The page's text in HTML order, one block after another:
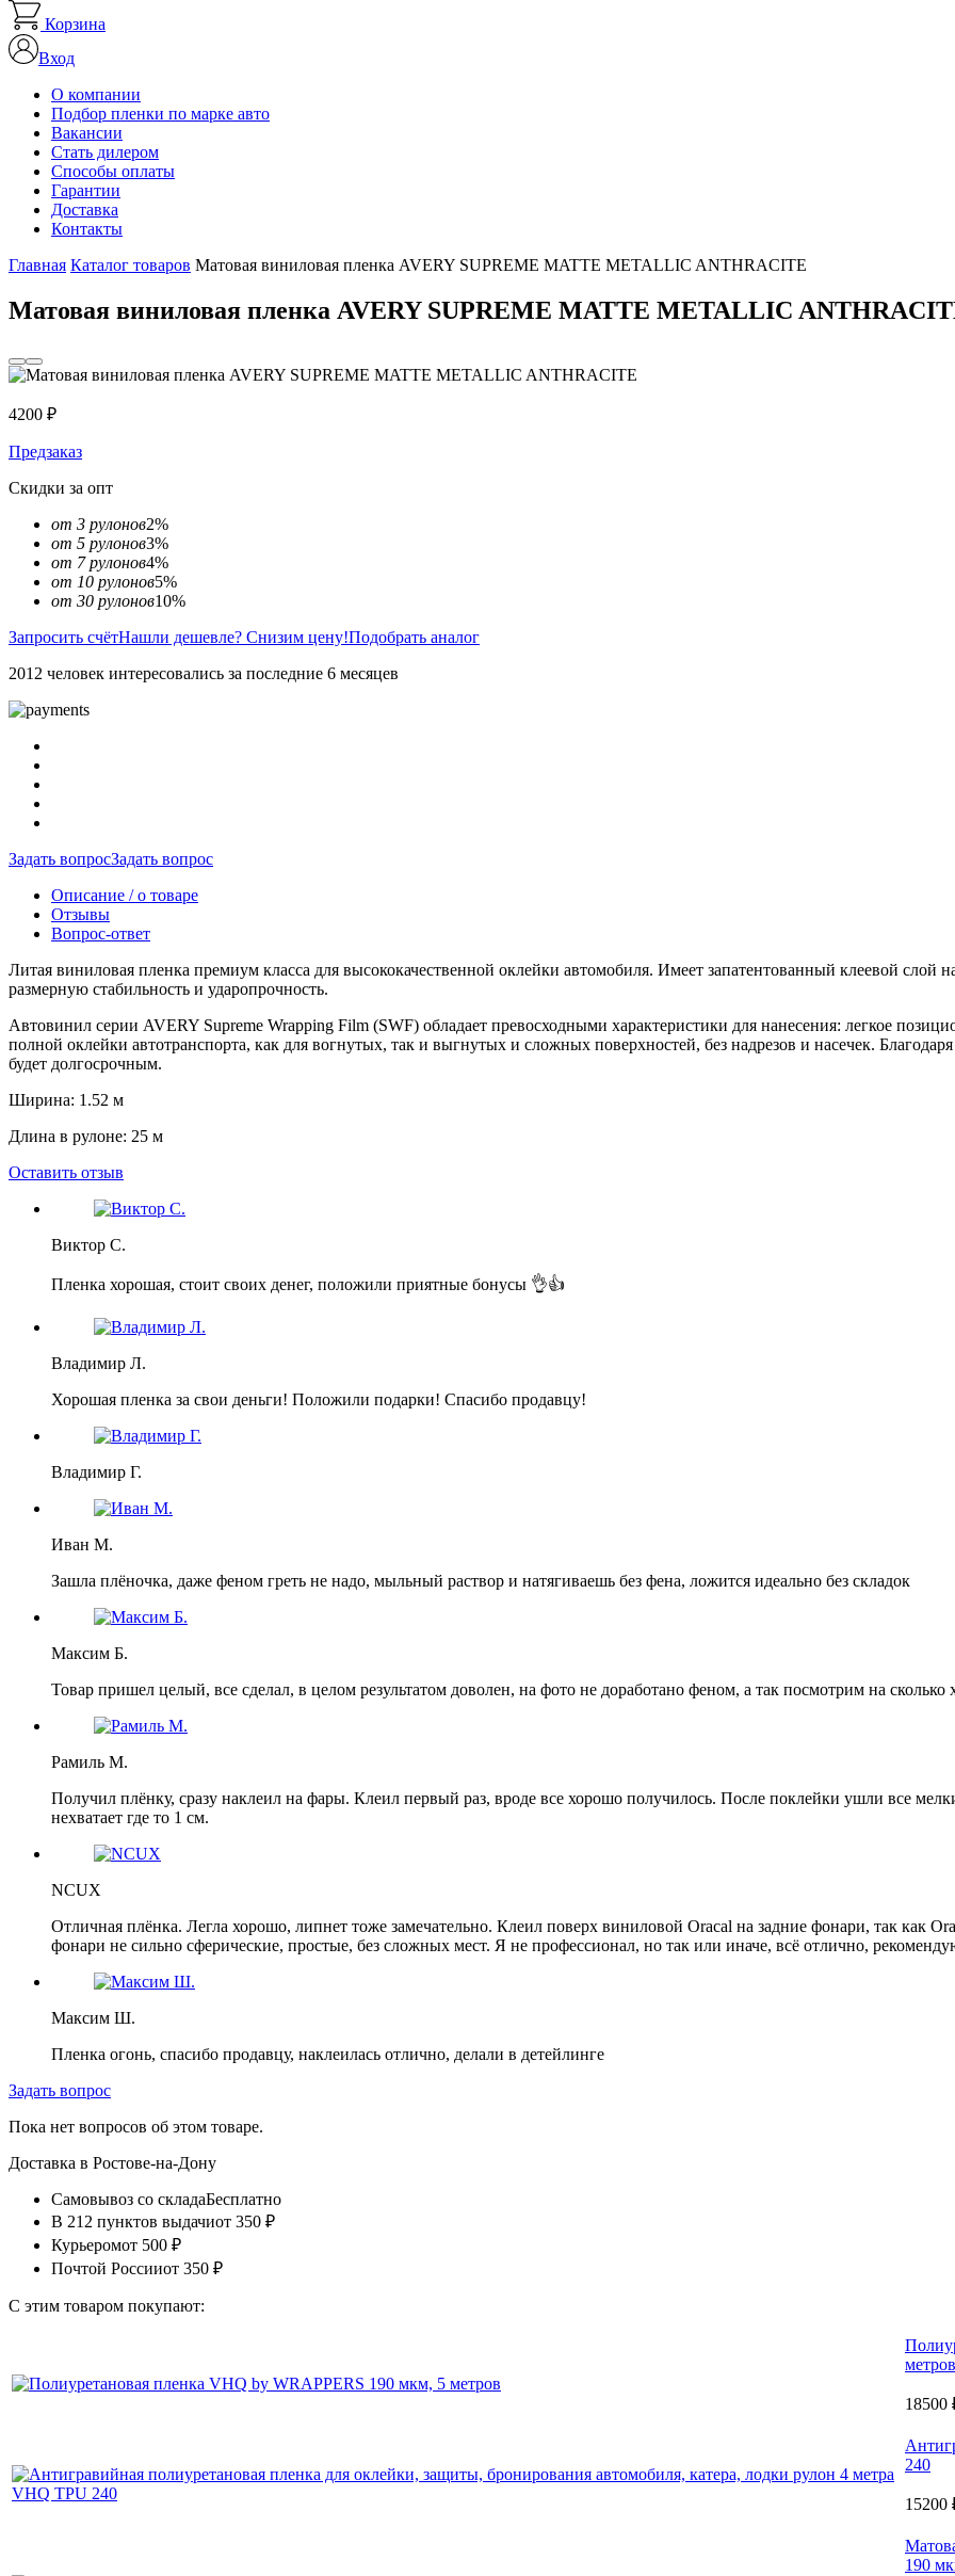
Корзина
Вход
О компании
Подбор пленки по марке авто
Вакансии
Стать дилером
Способы оплаты
Гарантии
Доставка
Контакты
Главная Каталог товаров Матовая виниловая пленка AVERY SUPREME MATTE METALLIC ANTHRACITE
Матовая виниловая пленка AVERY SUPREME MATTE METALLIC
4200 ₽
Предзаказ
Скидки за опт
от 3 рулонов2%
от 5 рулонов3%
от 7 рулонов4%
от 10 рулонов5%
от 30 рулонов10%
Запросить счётНашли дешевле? Снизим цену!Подобрать аналог
2012 человек интересовались за последние 6 месяцев
Задать вопросЗадать вопрос
Описание / о товаре
Отзывы
Вопрос-ответ
Литая виниловая пленка премиум класса для высококачественной оклейки автомобиля. Имеет запатентованный клеевой слой
размерную стабильность и ударопрочность.
Автовинил серии AVERY Supreme Wrapping Film (SWF) обладает превосходными характеристики для нанесения: легкое
полной оклейки автотранспорта, как для вогнутых, так и выгнутых и сложных поверхностей, без надрезов и насечек.
будет долгосрочным.
Ширина: 1.52 м
Длина в рулоне: 25 м
Оставить отзыв
Виктор С.
Пленка хорошая, стоит своих денег, положили приятные бонусы 👌👍
Владимир Л.
Хорошая пленка за свои деньги! Положили подарки! Спасибо продавцу!
Владимир Г.
Иван М.
Зашла плёночка, даже феном греть не надо, мыльный раствор и натягиваешь без фена, ложится идеально без складок
Максим Б.
Товар пришел целый, все сделал, в целом результатом доволен, на фото не доработано феном, а так посмотрим на сколько
Рамиль М.
Получил плёнку, сразу наклеил на фары. Клеил первый раз, вроде все хорошо получилось. После поклейки ушли все
нехватает где то 1 см.
NCUX
Отличная плёнка. Легла хорошо, липнет тоже замечательно. Клеил поверх виниловой Oracal на задние фонари, так как
фонари не сильно сферические, простые, без сложных мест. Я не профессионал, но так или иначе, всё отлично,
Максим Ш.
Пленка огонь, спасибо продавцу, наклеилась отлично, делали в детейлинге
Задать вопрос
Пока нет вопросов об этом товаре.
Доставка в Ростове-на-Дону
Самовывоз со складаБесплатно
В 212 пунктов выдачиот 350 ₽
Курьеромот 500 ₽
Почтой Россииот 350 ₽
С этим товаром покупают:
метров
18500
240
15200
190